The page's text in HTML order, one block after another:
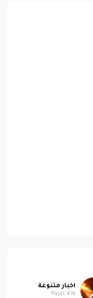
اخبار متنوعة
474